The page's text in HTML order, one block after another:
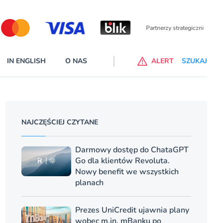
Partnerzy wspierający
IN ENGLISH O NAS ALERT SZUKAJ
NAJCZĘŚCIEJ CZYTANE
Darmowy dostęp do ChataGPT
Go dla klientów Revoluta.
Nowy benefit we wszystkich
planach
Prezes UniCredit ujawnia plany